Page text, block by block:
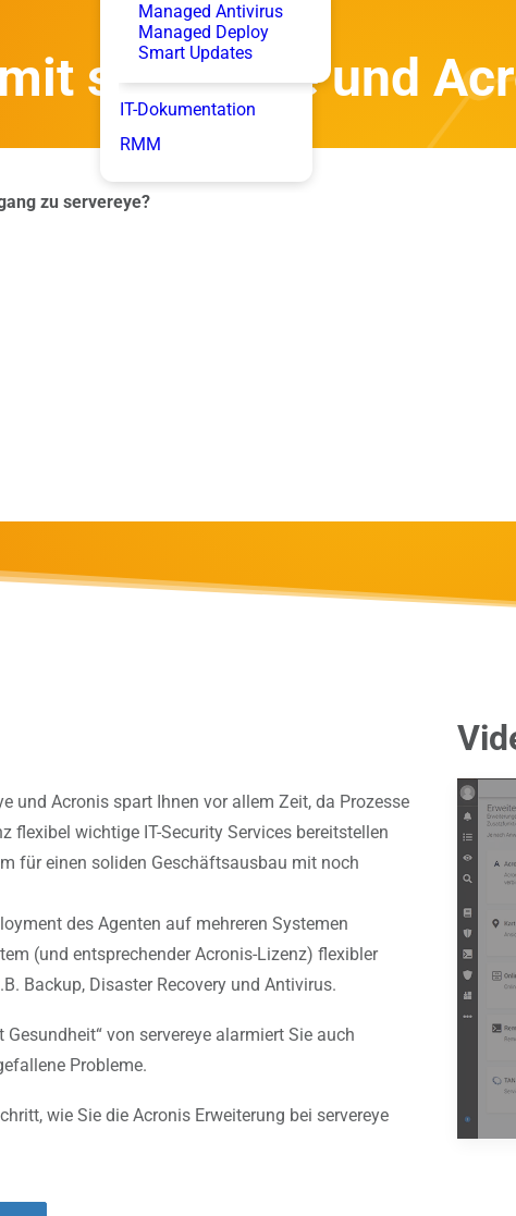
Managed Antivirus
Managed Deploy
Smart Updates
IT-Dokumentation
RMM
servereye und
zu servereye?
und Acronis spart Ihnen vor allem Zeit, da Prozesse
flexibel wichtige IT-Security Services bereitstellen
für einen soliden Geschäftsausbau mit noch
des Agenten auf mehreren Systemen
(und entsprechender Acronis-Lizenz) flexibler
Backup, Disaster Recovery und Antivirus.
Gesundheit“ von servereye alarmiert Sie auch
Probleme.
wie Sie die Acronis Erweiterung bei servereye